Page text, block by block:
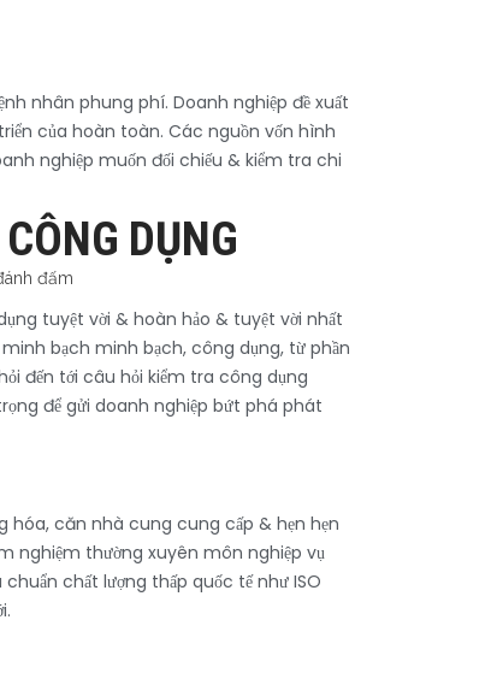
nhân phung phí. Doanh nghiệp đề xuất
của hoàn toàn. Các nguồn vốn hình
nghiệp muốn đối chiếu & kiểm tra chi
DỤNG
tuyệt vời & hoàn hảo & tuyệt vời nhất
bạch minh bạch, công dụng, từ phần
đến tới câu hỏi kiểm tra công dụng
để gửi doanh nghiệp bứt phá phát
hóa, căn nhà cung cung cấp & hẹn hẹn
nghiệm thường xuyên môn nghiệp vụ
chất lượng thấp quốc tế như ISO